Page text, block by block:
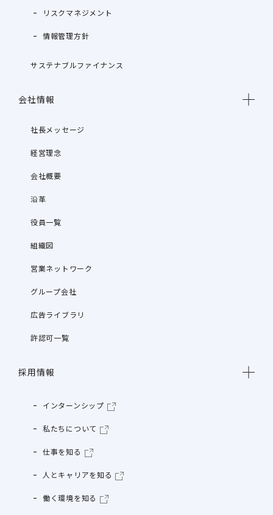
リスクマネジメント
情報管理方針
サステナブルファイナンス
会社情報
社長メッセージ
経営理念
会社概要
沿革
役員一覧
組織図
営業ネットワーク
グループ会社
広告ライブラリ
許認可一覧
採用情報
インターンシップ
私たちについて
仕事を知る
人とキャリアを知る
働く環境を知る